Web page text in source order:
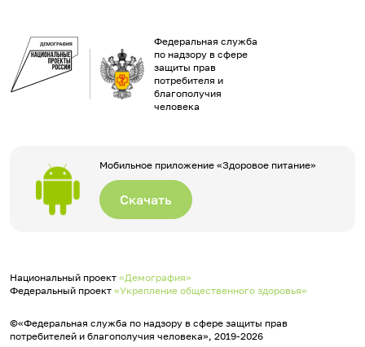
Федеральная служба
по надзору в сфере
защиты прав
потребителя и
благополучия
человека
Мобильное приложение «Здоровое питание»
Скачать
Национальный проект «Демография»
Федеральный проект «Укрепление общественного здоровья»
©«Федеральная служба по надзору в сфере защиты прав
потребителей и благополучия человека», 2019-2026